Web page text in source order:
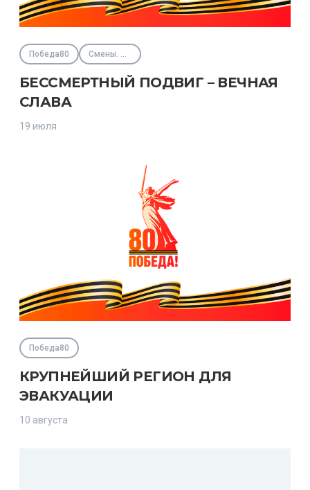
Победа80 Смены. Интенсивы
БЕССМЕРТНЫЙ ПОДВИГ – ВЕЧНАЯ
СЛАВА
19 июля
Победа80
КРУПНЕЙШИЙ РЕГИОН ДЛЯ
ЭВАКУАЦИИ
10 августа